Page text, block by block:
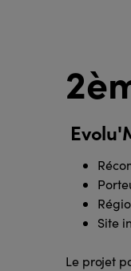
Site
Le projet